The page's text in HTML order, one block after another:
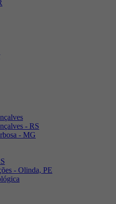
- RS
- MG
- Olinda, PE